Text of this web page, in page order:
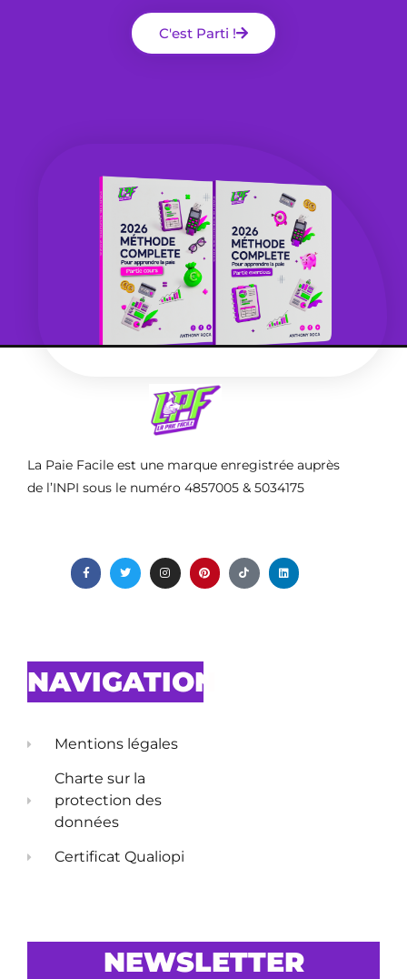
C'est Parti !
La Paie Facile est une marque enregistrée auprès
de l’INPI sous le numéro 4857005 & 5034175
NAVIGATION
Mentions légales
Charte sur la
protection des
données
Certificat Qualiopi
NEWSLETTER